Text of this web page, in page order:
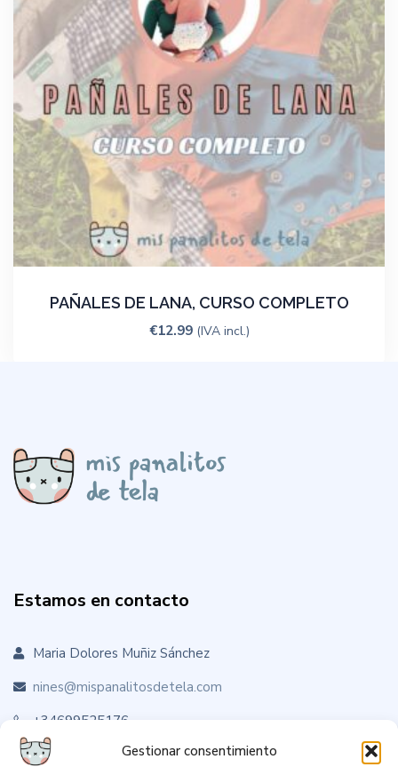
Gestionar consentimiento
PAÑALES DE LANA, CURSO COMPLETO
€12.99 (IVA incl.)
Estamos en contacto
Maria Dolores Muñiz Sánchez
nines@mispanalitosdetela.com
+34699525176